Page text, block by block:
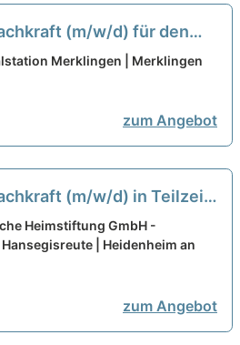
(m/w/d) für den
in Teilzeit - Werde Teil
Merklingen | Merklingen
zum Angebot
(m/w/d) in Teilzeit
uns auf Dich! neu
Heimstiftung GmbH -
| Heidenheim an
zum Angebot